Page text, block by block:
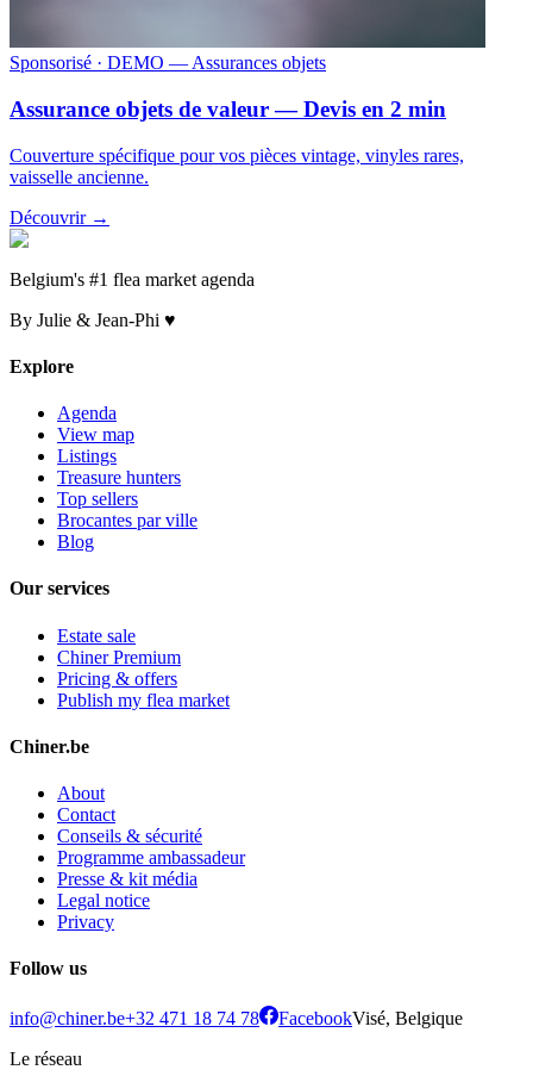
Sponsorisé · DEMO — Assurances objets
Assurance objets de valeur — Devis en 2 min
Couverture spécifique pour vos pièces vintage, vinyles rares,
vaisselle ancienne.
Découvrir →
Belgium's #1 flea market agenda
By Julie & Jean-Phi ♥
Explore
Agenda
View map
Listings
Treasure hunters
Top sellers
Brocantes par ville
Blog
Our services
Estate sale
Chiner Premium
Pricing & offers
Publish my flea market
Chiner.be
About
Contact
Conseils & sécurité
Programme ambassadeur
Presse & kit média
Legal notice
Privacy
Follow us
info@chiner.be+32 471 18 74 78 FacebookVisé, Belgique
Le réseau